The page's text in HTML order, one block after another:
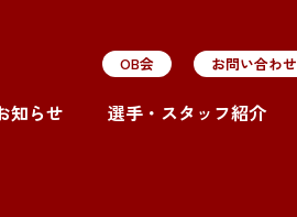
OB会 お問い合わせ
知らせ 選手・スタッフ紹介